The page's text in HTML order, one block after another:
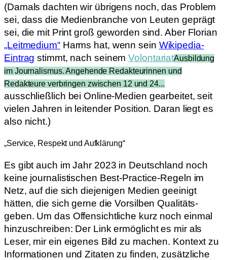
(Damals dachten wir übrigens noch, das Problem
sei, dass die Medienbranche von Leuten geprägt
sei, die mit Print groß geworden sind. Aber Florian
„Leitmedium“Harms hat, wenn sein Wikipedia-
Eintrag stimmt, nach seinemVolontariatAusbildung
im Journalismus. Angehende Redakteurinnen und
Redakteure verbringen zwischen 12 und 24...
ausschließlich bei Online-Medien gearbeitet, seit
vielen Jahren in leitender Position. Daran liegt es
also nicht.)
„Service, Respekt und Aufklärung“
Es gibt auch im Jahr 2023 in Deutschland noch
keine journalistischen Best-Practice-Regeln im
Netz, auf die sich diejenigen Medien geeinigt
hätten, die sich gerne die Vorsilben Qualitäts-
geben. Um das Offensichtliche kurz noch einmal
hinzuschreiben: Der Link ermöglicht es mir als
Leser, mir ein eigenes Bild zu machen. Kontext zu
Informationen und Zitaten zu finden, zusätzliche